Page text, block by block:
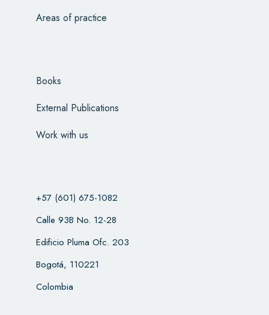
Areas of practice
Books
External Publications
Work with us
+57 (601) 675-1082
Calle 93B No. 12-28
Edificio Pluma Ofc. 203
Bogotá, 110221
Colombia